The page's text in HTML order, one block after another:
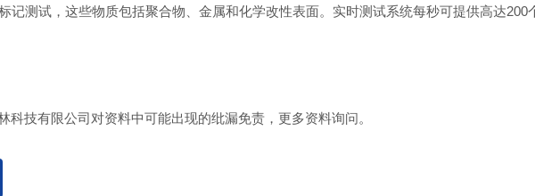
测试，这些物质包括聚合物、金属和化学改性表面。实时测试系统每秒可提供高达200
技有限公司对资料中可能出现的纰漏免责，更多资料询问。